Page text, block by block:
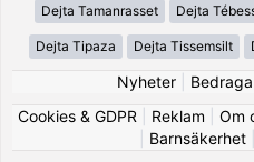
Dejta Tamanrasset Dejta
Dejta Tipaza Dejta Tissemsilt
Nyheter|
Cookies & GDPR
Reklam Om
Barnsäkerhet|